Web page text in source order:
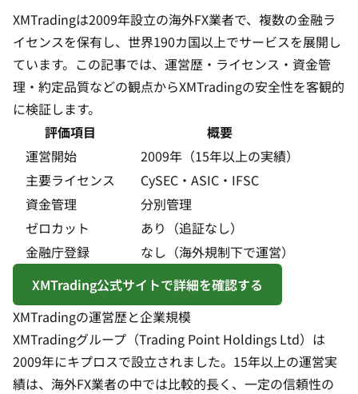
XMTradingは2009年設立の海外FX業者で、複数の金融ラ
イセンスを保有し、世界190カ国以上でサービスを展開し
ています。この記事では、運営歴・ライセンス・資金管
理・約定品質などの観点からXMTradingの安全性を客観的
に検証します。
評価項目
概要
運営開始
2009年（15年以上の実績）
主要ライセンス
CySEC・ASIC・IFSC
資金管理
分別管理
ゼロカット
あり（追証なし）
金融庁登録
なし（海外規制下で運営）
XMTrading公式サイトで詳細を確認する
XMTradingの運営歴と企業規模
XMTradingグループ（Trading Point Holdings Ltd）は
2009年にキプロスで設立されました。15年以上の運営実
績は、海外FX業者の中では比較的長く、一定の信頼性の